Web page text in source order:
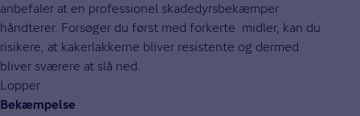
anbefaler at en professionel skadedyrsbekæmper
håndterer. Forsøger du først med forkerte midler, kan du
risikere, at kakerlakkerne bliver resistente og dermed
bliver sværere at slå ned.
Lopper
Bekæmpelse